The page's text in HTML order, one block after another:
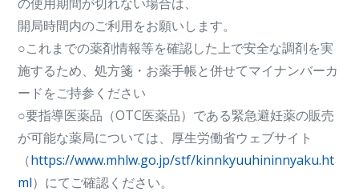
開局時間内のご利用をお願いします。
○これまでの薬剤情報等を確認した上で安全な調剤を実
施するため、処方箋・お薬手帳と併せてマイナンバーカ
ードをご持参ください
○要指導医薬品（OTC医薬品）である緊急避妊薬の販売
が可能な薬局については、厚⽣労働省ウェブサイト
（https://www.mhlw.go.jp/stf/kinnkyuuhininnyaku.ht
ml）にてご確認ください。